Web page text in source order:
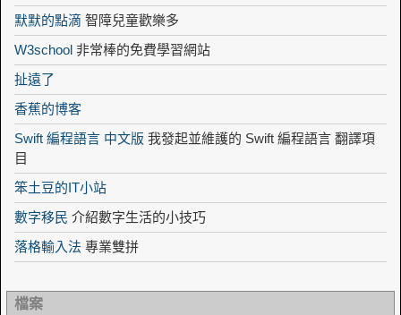
默默的點滴 智障兒童歡樂多
W3school 非常棒的免費學習網站
扯遠了
香蕉的博客
Swift 編程語言 中文版 我發起並維護的 Swift 編程語言 翻譯項
目
笨土豆的IT小站
數字移民 介紹數字生活的小技巧
落格輸入法 專業雙拼
檔案